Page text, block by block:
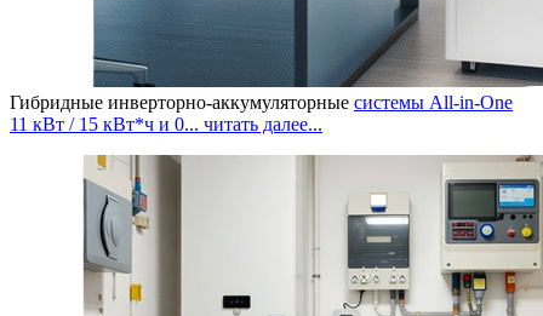
Гибридные инверторно-аккумуляторные системы All-in-One
11 кВт / 15 кВт*ч и 0... читать далее...